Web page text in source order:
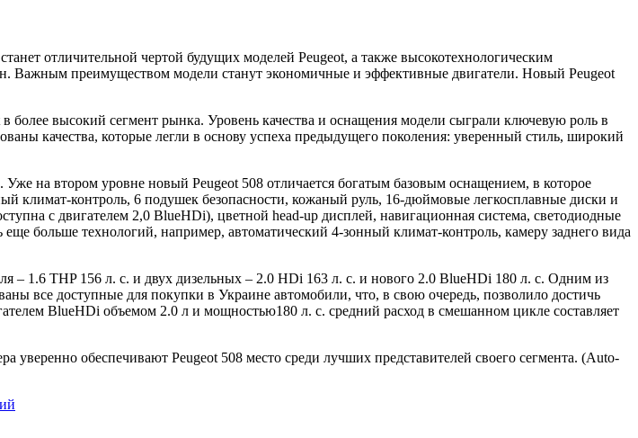
отличительной чертой будущих моделей Peugeot, а также высокотехнологическим
Важным преимуществом модели станут экономичные и эффективные двигатели. Новый Peugeot
высокий сегмент рынка. Уровень качества и оснащения модели сыграли ключевую роль в
качества, которые легли в основу успеха предыдущего поколения: уверенный стиль, широкий
на втором уровне новый Peugeot 508 отличается богатым базовым оснащением, в которое
климат-контроль, 6 подушек безопасности, кожаный руль, 16-дюймовые легкосплавные диски и
с двигателем 2,0 BlueHDi), цветной head-up дисплей, навигационная система, светодиодные
больше технологий, например, автоматический 4-зонный климат-контроль, камеру заднего вида
– 1.6 THP 156 л. с. и двух дизельных – 2.0 HDi 163 л. с. и нового 2.0 BlueHDi 180 л. с. Одним из
все доступные для покупки в Украине автомобили, что, в свою очередь, позволило достичь
BlueHDi объемом 2.0 л и мощностью180 л. с. средний расход в смешанном цикле составляет
уверенно обеспечивают Peugeot 508 место среди лучших представителей своего сегмента. (Auto-